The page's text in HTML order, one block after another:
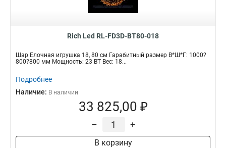
Rich Led RL-FD3D-BT80-018
Шар Ёлочная игрушка 18, 80 см Гарабитный размер В*Ш*Г: 1000?
800?800 мм Мощность: 23 ВТ Вес: 18...
Подробнее
Наличие: В наличии
33 825,00 ₽
– +
В корзину